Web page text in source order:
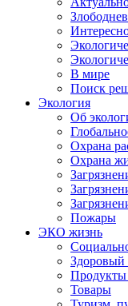
В мире
Поиск
Экология
Об
Охрана
Охрана
Пожары
ЭКО жизнь
Здоровый
Продукты
Товары